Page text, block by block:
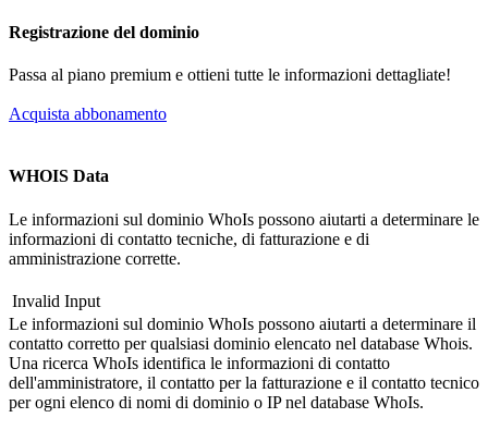
Registrazione del dominio
Passa al piano premium e ottieni tutte le informazioni dettagliate!
Acquista abbonamento
WHOIS Data
Le informazioni sul dominio WhoIs possono aiutarti a determinare le
informazioni di contatto tecniche, di fatturazione e di
amministrazione corrette.
Invalid Input
Le informazioni sul dominio WhoIs possono aiutarti a determinare il
contatto corretto per qualsiasi dominio elencato nel database Whois.
Una ricerca WhoIs identifica le informazioni di contatto
dell'amministratore, il contatto per la fatturazione e il contatto tecnico
per ogni elenco di nomi di dominio o IP nel database WhoIs.